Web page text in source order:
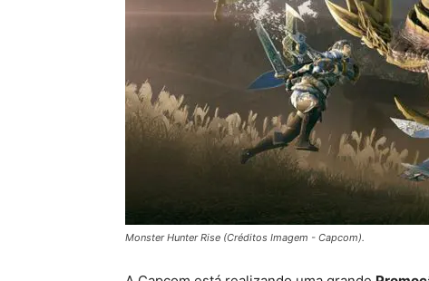
Monster Hunter Rise (Créditos Imagem - Capcom).